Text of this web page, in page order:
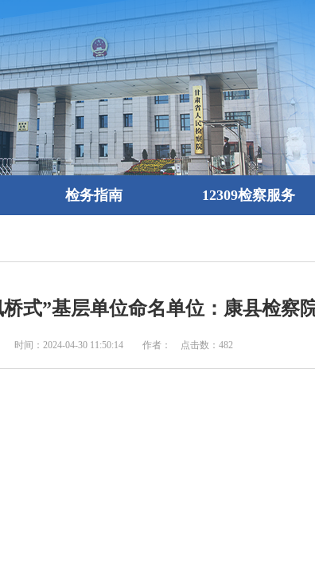
检务指南 12309检察服务
桥式”基层单位命名单位：康县检察
时间：2024-04-30 11:50:14 作者： 点击数： 482